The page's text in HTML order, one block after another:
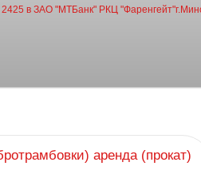
в ЗАО "МТБанк" РКЦ
аренда (прокат)